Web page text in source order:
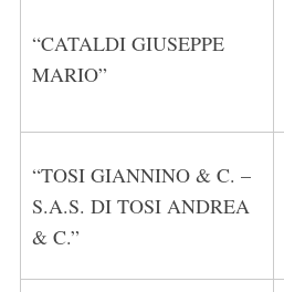
“CATALDI GIUSEPPE
MARIO”
“TOSI GIANNINO & C. –
S.A.S. DI TOSI ANDREA
& C.”